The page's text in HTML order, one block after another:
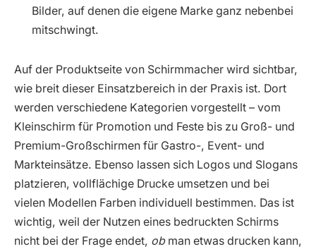
Bilder, auf denen die eigene Marke ganz nebenbei
mitschwingt.
Auf der Produktseite von Schirmmacher wird sichtbar,
wie breit dieser Einsatzbereich in der Praxis ist. Dort
werden verschiedene Kategorien vorgestellt – vom
Kleinschirm für Promotion und Feste bis zu Groß- und
Premium-Großschirmen für Gastro-, Event- und
Markteinsätze. Ebenso lassen sich Logos und Slogans
platzieren, vollflächige Drucke umsetzen und bei
vielen Modellen Farben individuell bestimmen. Das ist
wichtig, weil der Nutzen eines bedruckten Schirms
nicht bei der Frage endet, obman etwas drucken kann,